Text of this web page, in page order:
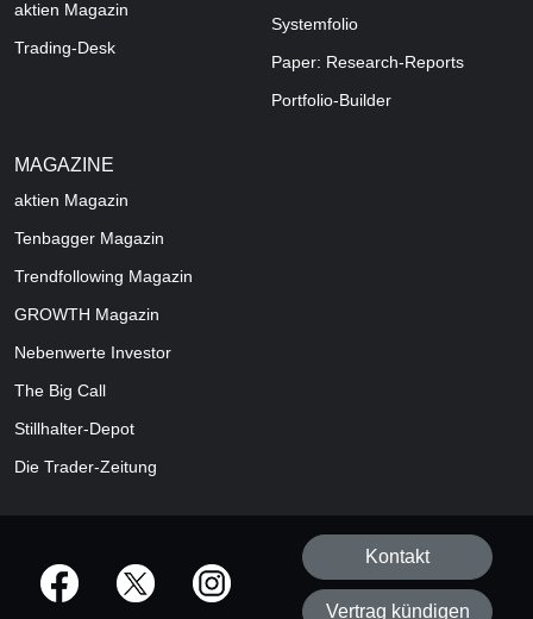
aktien Magazin
Trading-Desk
Systemfolio
Paper: Research-Reports
Portfolio-Builder
MAGAZINE
aktien Magazin
Tenbagger Magazin
Trendfollowing Magazin
GROWTH Magazin
Nebenwerte Investor
The Big Call
Stillhalter-Depot
Die Trader-Zeitung
offizielle Social Media-Accounts
Kontakt
Vertrag kündigen